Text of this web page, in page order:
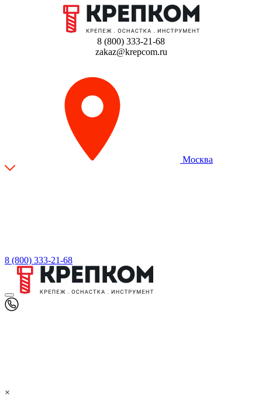
8 (800) 333-21-68
zakaz@krepcom.ru
Москва
8 (800) 333-21-68
×